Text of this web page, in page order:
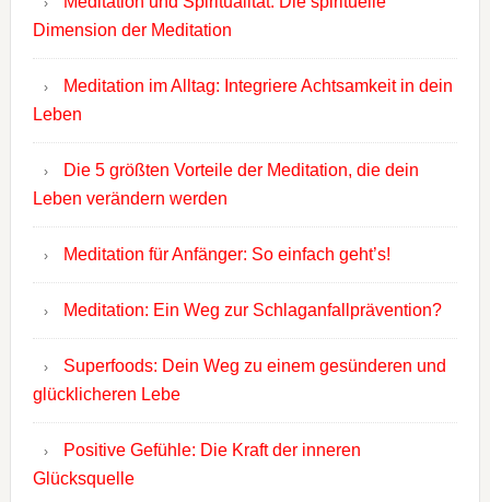
Dimension der Meditation
Meditation im Alltag: Integriere Achtsamkeit in dein
Leben
Die 5 größten Vorteile der Meditation, die dein
Leben verändern werden
Meditation für Anfänger: So einfach geht’s!
Meditation: Ein Weg zur Schlaganfallprävention?
Superfoods: Dein Weg zu einem gesünderen und
glücklicheren Lebe
Positive Gefühle: Die Kraft der inneren
Glücksquelle